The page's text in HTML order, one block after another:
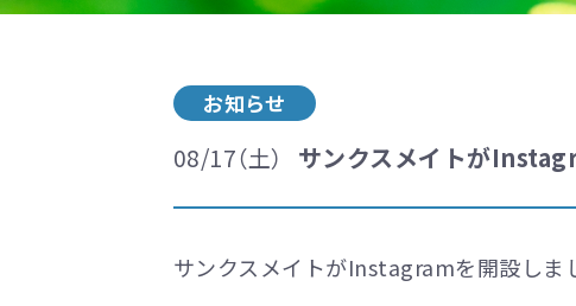
お知らせ
08/17（土） サンクスメイトが
サンクスメイトがInstagramを開設しま